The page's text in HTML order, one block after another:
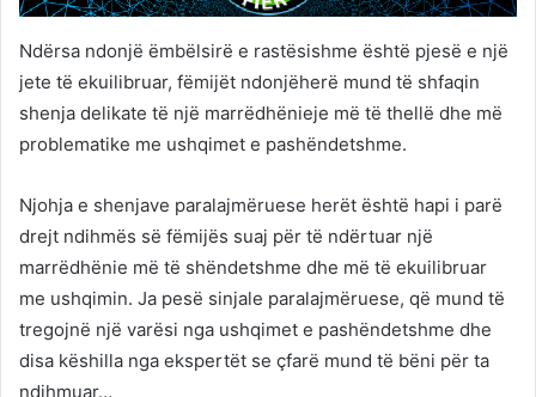
Ndërsa ndonjë ëmbëlsirë e rastësishme është pjesë e një
jete të ekuilibruar, fëmijët ndonjëherë mund të shfaqin
shenja delikate të një marrëdhënieje më të thellë dhe më
problematike me ushqimet e pashëndetshme.
Njohja e shenjave paralajmëruese herët është hapi i parë
drejt ndihmës së fëmijës suaj për të ndërtuar një
marrëdhënie më të shëndetshme dhe më të ekuilibruar
me ushqimin. Ja pesë sinjale paralajmëruese, që mund të
tregojnë një varësi nga ushqimet e pashëndetshme dhe
disa këshilla nga ekspertët se çfarë mund të bëni për ta
ndihmuar…